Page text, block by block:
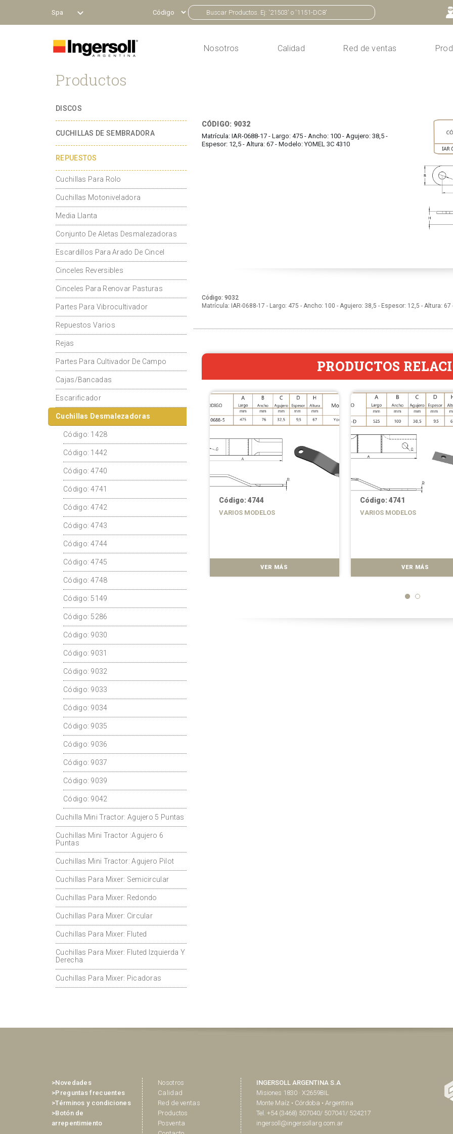
Spa
Nosotros Calidad Red de ventas
Productos
DISCOS
CUCHILLAS DE SEMBRADORA
REPUESTOS
Cuchillas Para Rolo
Cuchillas Motoniveladora
Media Llanta
Conjunto De Aletas Desmalezadoras
Escardillos Para Arado De Cincel
Cinceles Reversibles
Cinceles Para Renovar Pasturas
Partes Para Vibrocultivador
Repuestos Varios
Rejas
Partes Para Cultivador De Campo
Cajas/Bancadas
Escarificador
Cuchillas Desmalezadoras
Código: 1428
Código: 1442
Código: 4740
Código: 4741
Código: 4742
Código: 4743
Código: 4744
Código: 4745
Código: 4748
Código: 5149
Código: 5286
Código: 9030
Código: 9031
Código: 9032
Código: 9033
Código: 9034
Código: 9035
Código: 9036
Código: 9037
Código: 9039
Código: 9042
Cuchilla Mini Tractor: Agujero 5 Puntas
Cuchillas Mini Tractor :Agujero 6
Puntas
Cuchillas Mini Tractor: Agujero Pilot
Cuchillas Para Mixer: Semicircular
Cuchillas Para Mixer: Redondo
Cuchillas Para Mixer: Circular
Cuchillas Para Mixer: Fluted
Cuchillas Para Mixer: Fluted Izquierda Y
Derecha
Cuchillas Para Mixer: Picadoras
CÓDIGO: 9032
Matrícula: IAR-0688-17 - Largo: 475 - Ancho: 100 - Agujero: 38,5 -
Espesor: 12,5 - Altura: 67 - Modelo: YOMEL 3C 4310
Código: 9032
Matrícula: IAR-0688-17 - Largo: 475 - Ancho: 100 - Agujero: 38,5 - Espesor: 12,5 - Altura: 67
PRODUCTOS
Código: 4745
VARIOS MODELOS
Código: 4744
VARIOS MODELOS
VER MÁS
Código: 4741
VARIOS MODELOS
VER MÁS
>Novedades
>Preguntas frecuentes
>Términos y condiciones
>Botón de
arrepentimiento
Nosotros
Calidad
Red de ventas
Productos
Posventa
INGERSOLL ARGENTINA S.A
Misiones 1830 · X2659BIL
Monte Maíz • Córdoba • Argentina
Tel. +54 (3468) 507040/ 507041/ 524217
ingersoll@ingersollarg.com.ar